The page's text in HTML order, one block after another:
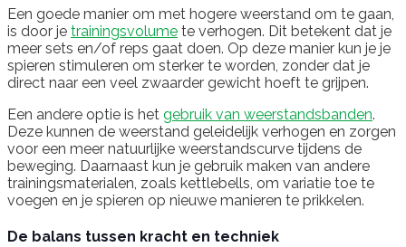
Een goede manier om met hogere weerstand om te gaan,
is door je trainingsvolume te verhogen. Dit betekent dat je
meer sets en/of reps gaat doen. Op deze manier kun je je
spieren stimuleren om sterker te worden, zonder dat je
direct naar een veel zwaarder gewicht hoeft te grijpen.
Een andere optie is het gebruik van weerstandsbanden.
Deze kunnen de weerstand geleidelijk verhogen en zorgen
voor een meer natuurlijke weerstandscurve tijdens de
beweging. Daarnaast kun je gebruik maken van andere
trainingsmaterialen, zoals kettlebells, om variatie toe te
voegen en je spieren op nieuwe manieren te prikkelen.
De balans tussen kracht en techniek